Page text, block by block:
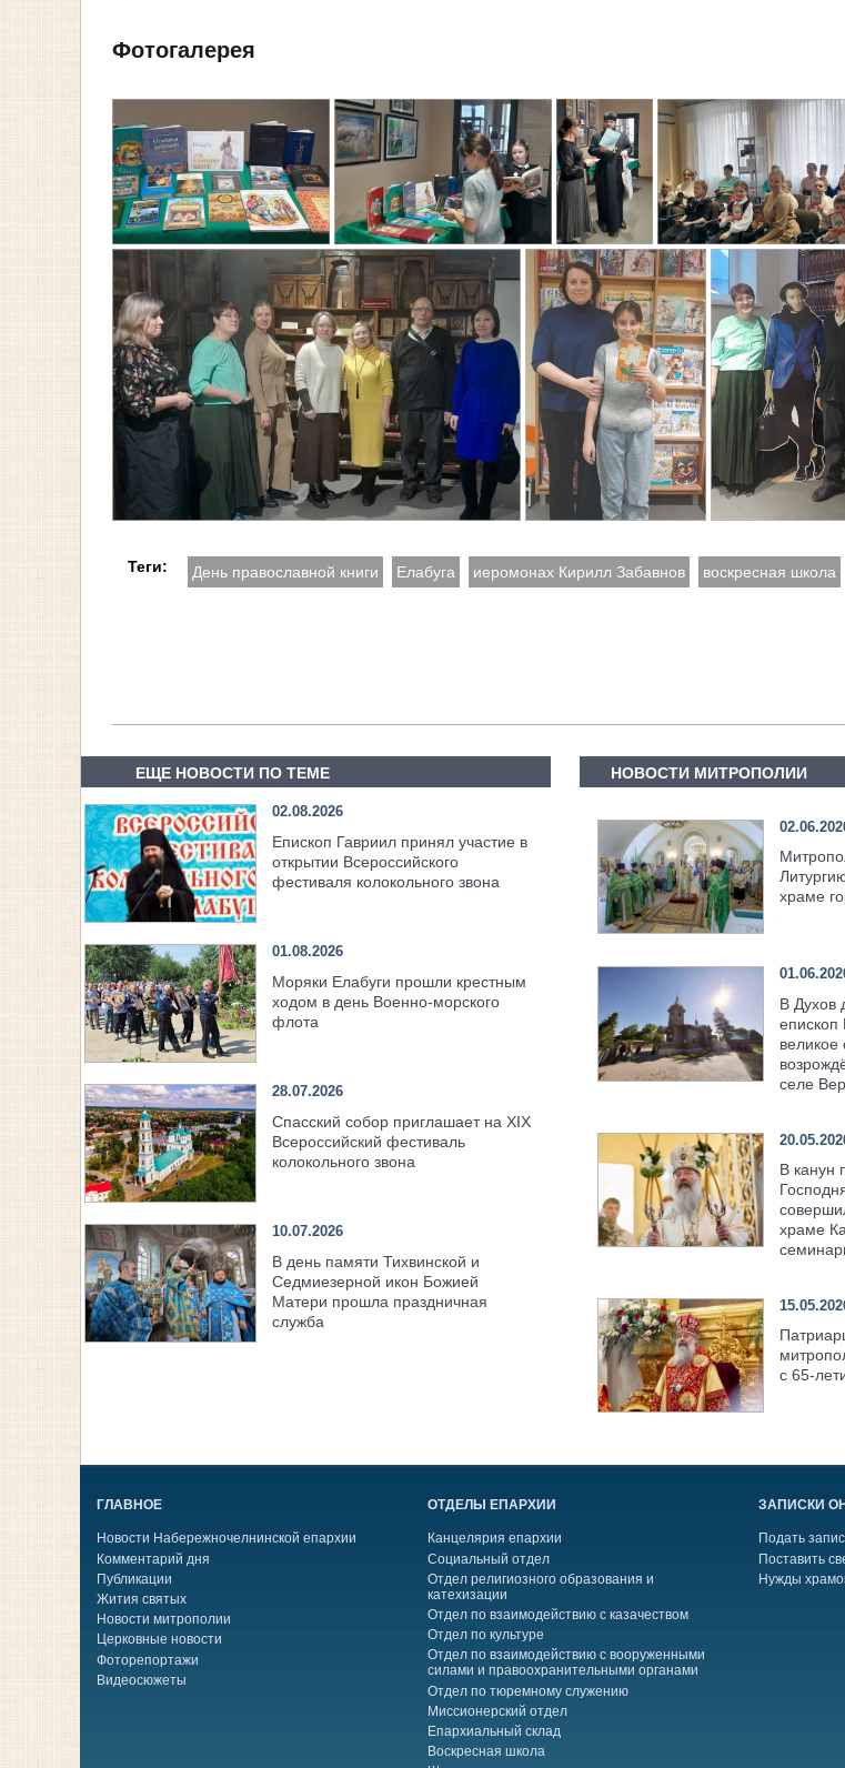
Фотогалерея
Теги: День православной книги Елабуга иеромонах Кирилл Забавнов воскресная школа
ЕЩЕ НОВОСТИ ПО ТЕМЕ
02.08.2026
Епископ Гавриил принял участие в
открытии Всероссийского
фестиваля колокольного звона
01.08.2026
Моряки Елабуги прошли крестным
ходом в день Военно‑морского
флота
28.07.2026
Спасский собор приглашает на XIX
Всероссийский фестиваль
колокольного звона
10.07.2026
В день памяти Тихвинской и
Седмиезерной икон Божией
Матери прошла праздничная
служба
НОВОСТИ МИТРОПОЛИИ
храме
В Духов
селе
В канун
храме
с 65-
ГЛАВНОЕ
Новости Набережночелнинской епархии
Комментарий дня
Публикации
Жития святых
Новости митрополии
Церковные новости
Фоторепортажи
Видеосюжеты
ОТДЕЛЫ ЕПАРХИИ
Канцелярия епархии
Социальный отдел
Отдел религиозного образования и
катехизации
Отдел по взаимодействию с казачеством
Отдел по культуре
Отдел по взаимодействию с вооруженными
силами и правоохранительными органами
Отдел по тюремному служению
Миссионерский отдел
Епархиальный склад
Воскресная школа
ЗАПИСКИ
Подать
Поставить
Нужды